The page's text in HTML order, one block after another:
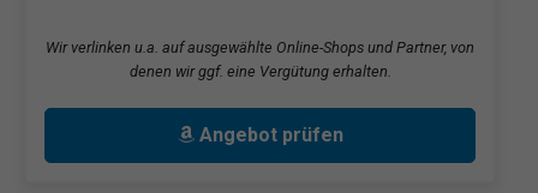
Wir verlinken u.a. auf ausgewählte Online-Shops und Partner, von
denen wir ggf. eine Vergütung erhalten.
Angebot prüfen